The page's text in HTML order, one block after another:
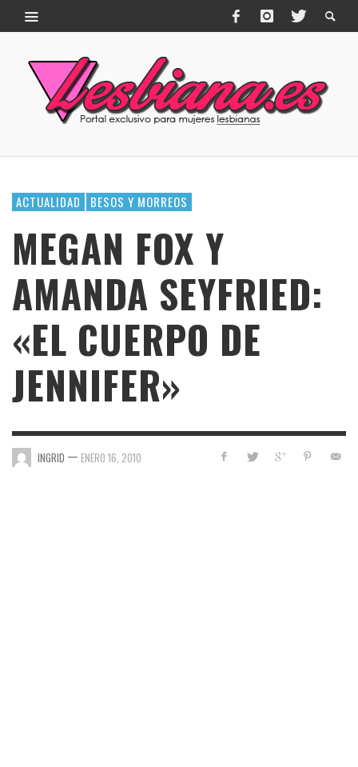
ACTUALIDAD BESOS Y MORREOS
MEGAN FOX Y
AMANDA SEYFRIED:
«EL CUERPO DE
JENNIFER»
INGRID — ENERO 16, 2010